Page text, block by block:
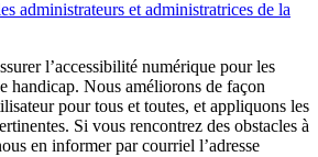
administrateurs et administratrices de la
l’accessibilité numérique pour les
handicap. Nous améliorons de façon
pour tous et toutes, et appliquons les
Si vous rencontrez des obstacles à
en informer par courriel l’adresse